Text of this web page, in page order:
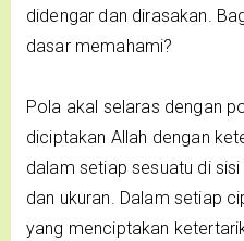
didengar dan dirasakan.
dasar memahami?
Pola akal selaras dengan
diciptakan Allah dengan
dalam setiap sesuatu di
dan ukuran. Dalam setiap
yang menciptakan